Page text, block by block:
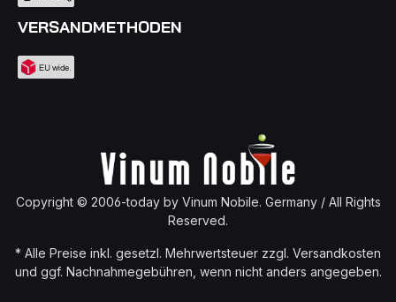
VERSANDMETHODEN
Copyright © 2006-today by Vinum Nobile. Germany / All Rights
Reserved.
* Alle Preise inkl. gesetzl. Mehrwertsteuer zzgl. Versandkosten
und ggf. Nachnahmegebühren, wenn nicht anders angegeben.